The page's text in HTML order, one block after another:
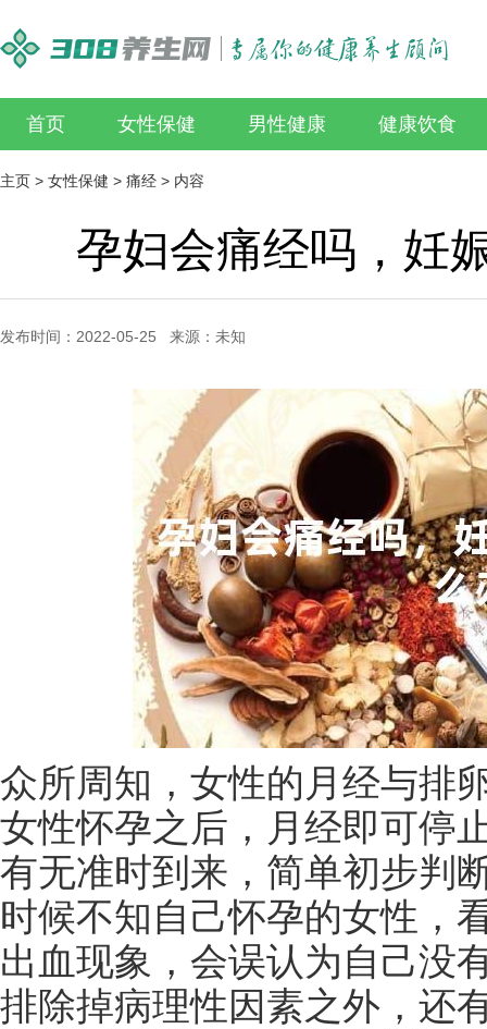
首页 女性保健 男性健康 健康饮食
主页 > 女性保健 > 痛经 > 内容
孕妇会痛经吗，妊
发布时间：2022-05-25 来源：未知
众所周知，女性的月经与排
女性怀孕之后，月经即可停
有无准时到来，简单初步判
时候不知自己怀孕的女性，
出血现象，会误认为自己没
排除掉病理性因素之外，还